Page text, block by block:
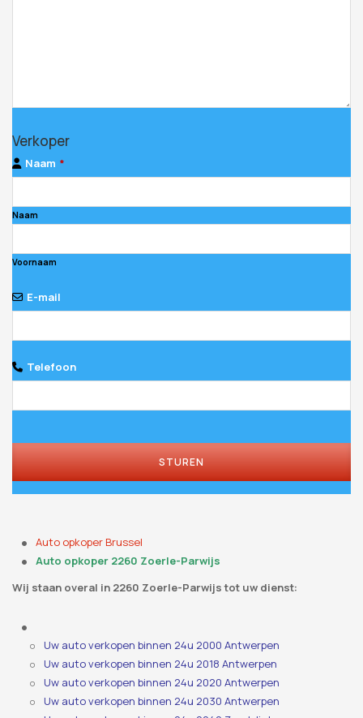
Verkoper
Naam *
Naam
Voornaam
E-mail
Telefoon
STUREN
Auto opkoper Brussel
Auto opkoper 2260 Zoerle-Parwijs
Wij staan ​​overal in 2260 Zoerle-Parwijs tot uw dienst:
Uw auto verkopen binnen 24u 2000 Antwerpen
Uw auto verkopen binnen 24u 2018 Antwerpen
Uw auto verkopen binnen 24u 2020 Antwerpen
Uw auto verkopen binnen 24u 2030 Antwerpen